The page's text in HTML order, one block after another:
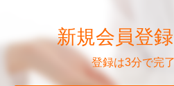
新規会員登
登録は3分で完了